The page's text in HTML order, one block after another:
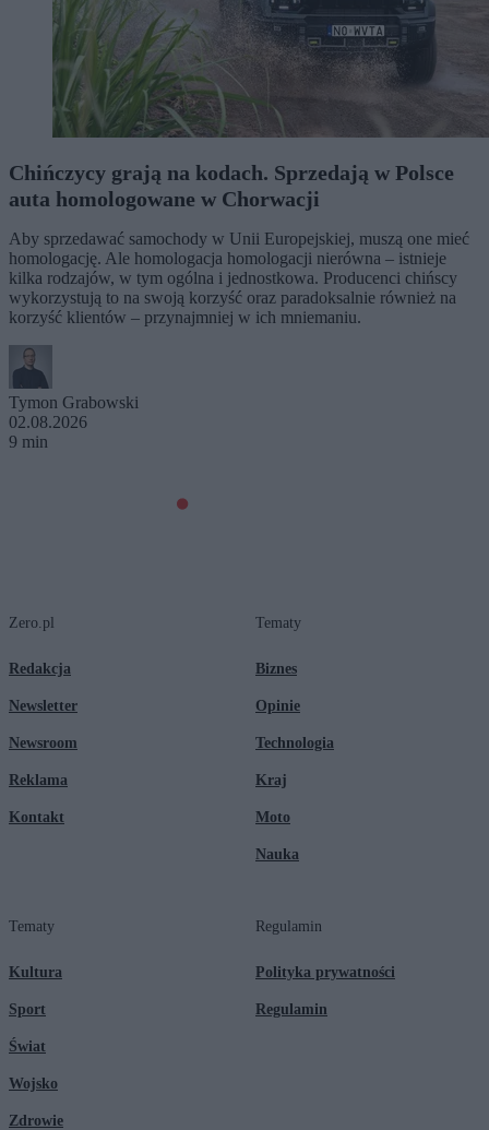
Chińczycy grają na kodach. Sprzedają w Polsce
auta homologowane w Chorwacji
Aby sprzedawać samochody w Unii Europejskiej, muszą one mieć
homologację. Ale homologacja homologacji nierówna – istnieje
kilka rodzajów, w tym ogólna i jednostkowa. Producenci chińscy
wykorzystują to na swoją korzyść oraz paradoksalnie również na
korzyść klientów – przynajmniej w ich mniemaniu.
Tymon Grabowski
02.08.2026
9 min
Zero.pl
Redakcja
Newsletter
Newsroom
Reklama
Kontakt
Tematy
Biznes
Opinie
Technologia
Kraj
Moto
Nauka
Tematy
Kultura
Sport
Świat
Wojsko
Zdrowie
Regulamin
Polityka prywatności
Regulamin